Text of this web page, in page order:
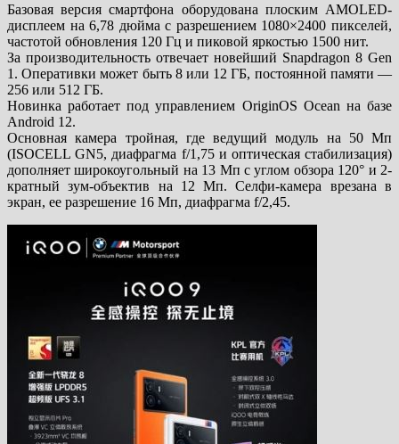
Базовая версия смартфона оборудована плоским AMOLED-
дисплеем на 6,78 дюйма с разрешением 1080×2400 пикселей,
частотой обновления 120 Гц и пиковой яркостью 1500 нит.
За производительность отвечает новейший Snapdragon 8 Gen
1. Оперативки может быть 8 или 12 ГБ, постоянной памяти —
256 или 512 ГБ.
Новинка работает под управлением OriginOS Ocean на базе
Android 12.
Основная камера тройная, где ведущий модуль на 50 Мп
(ISOCELL GN5, диафрагма f/1,75 и оптическая стабилизация)
дополняет широкоугольный на 13 Мп с углом обзора 120° и 2-
кратный зум-объектив на 12 Мп. Селфи-камера врезана в
экран, ее разрешение 16 Мп, диафрагма f/2,45.